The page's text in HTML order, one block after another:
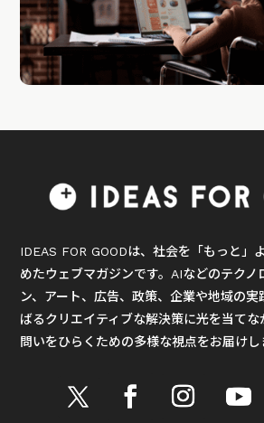
IDEAS FOR GOODは、社会を「もっと」
めたウェブマガジンです。AIなどのテクノ
ン、アート、広告、政策、企業や地域の実
ばるクリエイティブな解決策に光を当て
問いをひらくための多様な視点をお届けし